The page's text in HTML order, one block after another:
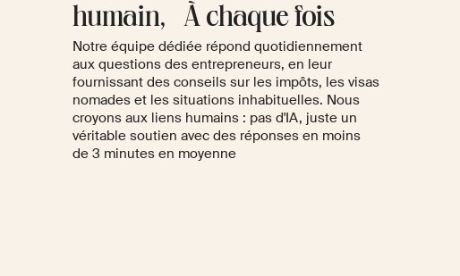
humain, À chaque fois
Notre équipe dédiée répond quotidiennement
aux questions des entrepreneurs, en leur
fournissant des conseils sur les impôts, les visas
nomades et les situations inhabituelles. Nous
croyons aux liens humains : pas d'IA, juste un
véritable soutien avec des réponses en moins
de 3 minutes en moyenne